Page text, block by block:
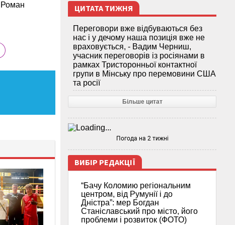
Роман
ЦИТАТА ТИЖНЯ
Переговори вже відбуваються без
нас і у дечому наша позиція вже не
враховується, - Вадим Черниш,
учасник переговорів із росіянами в
рамках Тристоронньої контактної
групи в Мінську про перемовини США
та росії
Більше цитат
Погода на 2 тижні
ВИБІР РЕДАКЦІЇ
“Бачу Коломию регіональним
центром, від Румунії і до
Дністра”: мер Богдан
Станіславський про місто, його
проблеми і розвиток (ФОТО)